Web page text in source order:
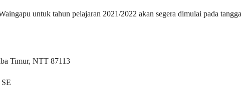
untuk tahun pelajaran 2021/2022 akan segera dimulai pada
Timur, NTT 87113